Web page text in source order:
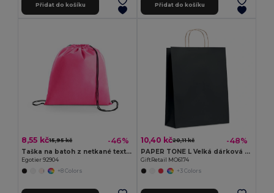
Přidat do košíku Přidat do košíku
8,55 kč15,95 kč -46%
Taška na batoh z netkané textilie (80 g/m²)
Egotier 92904
+8 Colors
10,40 kč20,11 kč -48%
PAPER TONE L Velká dárková taška
GiftRetail MO6174
+3 Colors